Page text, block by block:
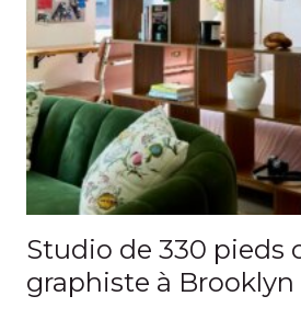
Studio de 330 pieds
graphiste à Brooklyn